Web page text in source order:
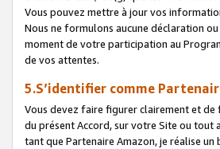
Vous pouvez mettre à jour vos
Nous ne formulons aucune déclaration
moment de votre participation au
de vos attentes.
5.S’identifier comme
Vous devez faire figurer clairement et
du présent Accord, sur votre Site ou tout
tant que Partenaire Amazon, je réalise